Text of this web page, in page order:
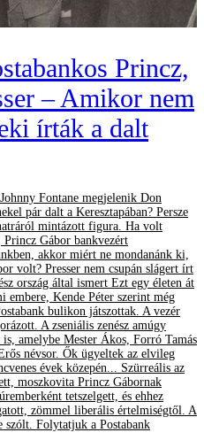
Princz,
– Amikor nem
írták a dalt
Fontane megjelenik Don
pár dalt a Keresztapában? Persze
mintázott figura. Ha volt
Gábor bankvezért
akkor miért ne mondanánk ki,
volt? Presser nem csupán slágert írt
ország által ismert Ezt egy életen át
Kende Péter szerint még
bulikon játszottak. A vezér
A zseniális zenész amúgy
is, amelybe Mester Ákos, Forró Tamás
névsor. Ők ügyeltek az elvileg
évek közepén... Szürreális az
moszkovita Princz Gábornak
tetszelgett, és ehhez
zömmel liberális értelmiségtől. A
szólt. Folytatjuk a Postabank